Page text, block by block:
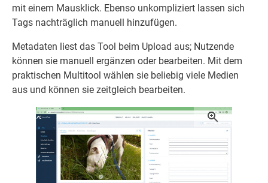
mit einem Mausklick. Ebenso unkompliziert lassen sich
Tags nachträglich manuell hinzufügen.
Metadaten liest das Tool beim Upload aus; Nutzende
können sie manuell ergänzen oder bearbeiten. Mit dem
praktischen Multitool wählen sie beliebig viele Medien
aus und können sie zeitgleich bearbeiten.